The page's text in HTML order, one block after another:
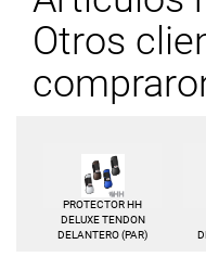
Otros
PROTECTOR HH
DELUXE TENDON
DELANTERO (PAR)